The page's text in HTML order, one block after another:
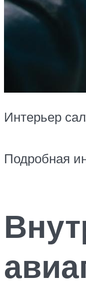
Интерьер
Подробная